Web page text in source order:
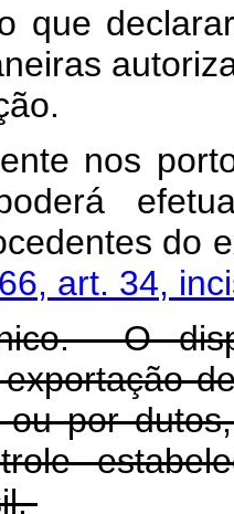
declarar
nos
poderá
do
art. 34,
O
por